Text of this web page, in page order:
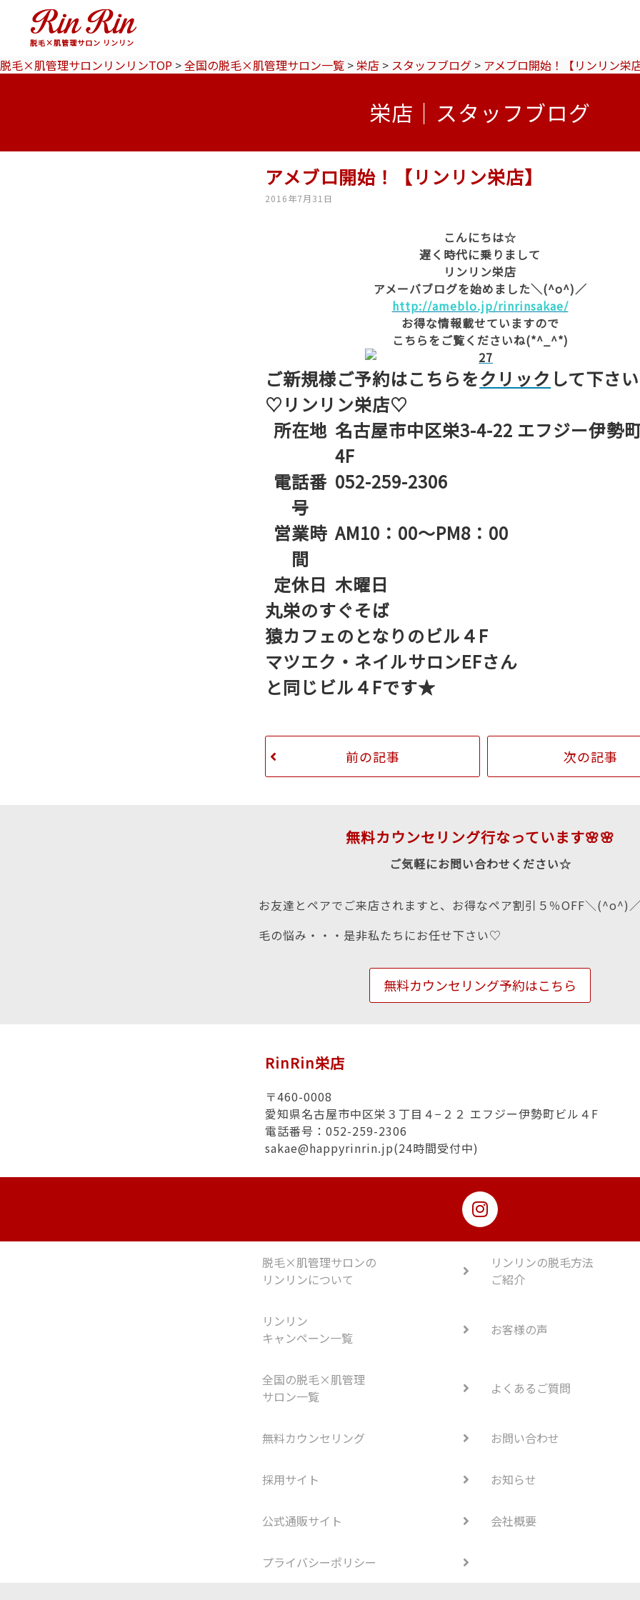
脱毛×肌管理サロン リンリン
脱毛×肌管理サロンリンリンTOP >全国の脱毛×肌管理サロン一覧 >栄店 > スタッフブログ > アメブロ開始！【リンリン栄
栄店｜スタッフブログ
アメブロ開始！【リンリン栄店】
2016年7月31日
こんにちは☆
遅く時代に乗りまして
リンリン栄店
アメーバブログを始めました＼(^o^)／
http://ameblo.jp/rinrinsakae/
お得な情報載せていますので
こちらをご覧くださいね(*^_^*)
ご新規様ご予約はこちらをクリック して下さ
♡リンリン栄店♡
所在地 名古屋市中区栄3-4-22 エフジー伊勢
4F
電話番
号
052-259-2306
営業時
間
AM10：00～PM8：00
定休日 木曜日
丸栄のすぐそば
猿カフェのとなりのビル４F
マツエク・ネイルサロンEFさん
と同じビル４Fです★
前の記事 次の記事
無料カウンセリング行なっています🌸🌸
ご気軽にお問い合わせください☆
お友達とペアでご来店されますと、お得なペア割引５％OFF＼(^o^)
毛の悩み・・・是非私たちにお任せ下さい♡
無料カウンセリング予約はこちら
RinRin栄店
〒460-0008
愛知県名古屋市中区栄３丁目４−２２ エフジー伊勢町ビル４F
電話番号：052-259-2306
sakae@happyrinrin.jp(24時間受付中)
脱毛×肌管理サロンの
リンリンについて
リンリンの脱毛方法
ご紹介
リンリン
キャンペーン一覧
お客様の声
全国の脱毛×肌管理
サロン一覧
よくあるご質問
無料カウンセリング お問い合わせ
採用サイト お知らせ
公式通販サイト 会社概要
プライバシーポリシー